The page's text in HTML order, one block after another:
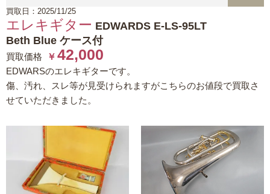
買取日：2025/11/25
エレキギター EDWARDS E-LS-95LT
Beth Blue ケース付
買取価格 ￥ 42,000
EDWARSのエレキギターです。
傷、汚れ、スレ等が見受けられますがこちらのお値段で買取さ
せていただきました。